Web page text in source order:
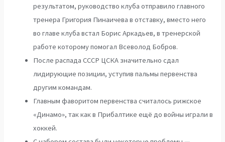
результатом, руководство клуба отправило главного
тренера Григория Пинаичева в отставку, вместо него
во главе клуба встал Борис Аркадьев, в тренерской
работе которому помогал Всеволод Бобров.
После распада СССР ЦСКА значительно сдал
лидирующие позиции, уступив пальмы первенства
другим командам.
Главным фаворитом первенства считалось рижское
«Динамо», так как в Прибалтике ещё до войны играли в
хоккей.